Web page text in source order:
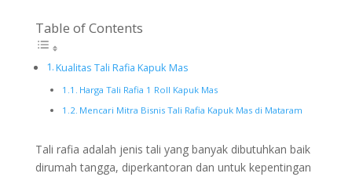
Table of Contents
Kualitas Tali Rafia Kapuk Mas
Harga Tali Rafia 1 Roll Kapuk Mas
Mencari Mitra Bisnis Tali Rafia Kapuk Mas di Mataram
Tali rafia adalah jenis tali yang banyak dibutuhkan baik
dirumah tangga, diperkantoran dan untuk kepentingan